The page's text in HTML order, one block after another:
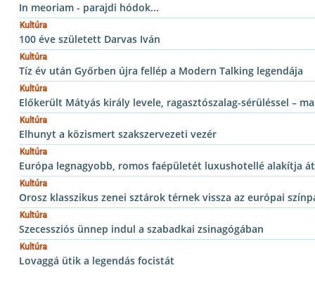
In meoriam - parajdi hódok...
Kultúra
100 éve született Darvas Iván
Kultúra
Tíz év után Győrben újra fellép a Modern Talking legendája
Kultúra
Előkerült Mátyás király levele, ragasztószalag-sérüléssel –
Kultúra
Elhunyt a közismert szakszervezeti vezér
Kultúra
Európa legnagyobb, romos faépületét luxushotellé alakítja
Kultúra
Orosz klasszikus zenei sztárok térnek vissza az európai
Kultúra
Szecessziós ünnep indul a szabadkai zsinagógában
Kultúra
Lovaggá ütik a legendás focistát